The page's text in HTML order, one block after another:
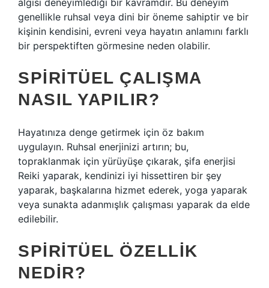
algısı deneyimlediği bir kavramdır. Bu deneyim
genellikle ruhsal veya dini bir öneme sahiptir ve bir
kişinin kendisini, evreni veya hayatın anlamını farklı
bir perspektiften görmesine neden olabilir.
SPIRITÜEL ÇALIŞMA
NASIL YAPILIR?
Hayatınıza denge getirmek için öz bakım
uygulayın. Ruhsal enerjinizi artırın; bu,
topraklanmak için yürüyüşe çıkarak, şifa enerjisi
Reiki yaparak, kendinizi iyi hissettiren bir şey
yaparak, başkalarına hizmet ederek, yoga yaparak
veya sunakta adanmışlık çalışması yaparak da elde
edilebilir.
SPIRITÜEL ÖZELLIK
NEDIR?